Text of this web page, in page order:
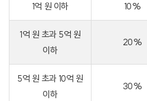
1억 원 이하 10%
1억 원 초과 5억 원
이하
20%
5억 원 초과 10억 원
이하
30%